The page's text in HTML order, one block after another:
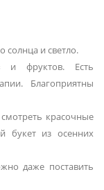
солнца и светло.
и фруктов. Есть
Благоприятны
красочные
букет из осенних
даже поставить